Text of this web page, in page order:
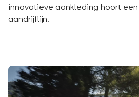
innovatieve aankleding hoort
aandrijflijn.